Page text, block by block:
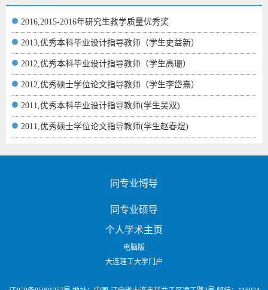
2016,2015-2016年研究生教学质量优秀奖
2013,优秀本科毕业设计指导教师（学生史益新）
2012,优秀本科毕业设计指导教师（学生高珊）
2012,优秀硕士学位论文指导教师（学生李岱熹）
2011,优秀本科毕业设计指导教师(学生吴双)
2011,优秀硕士学位论文指导教师(学生赵春煜)
同专业博导
同专业硕导
个人学术主页
电脑版
大连理工大学门户